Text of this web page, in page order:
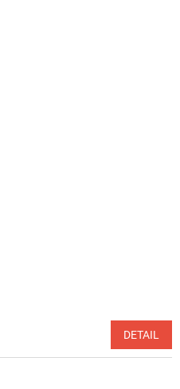
DETAIL